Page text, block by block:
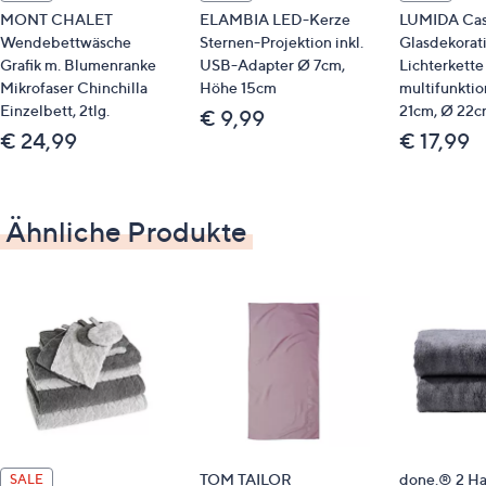
trocknergeeignet
Passende Produkte
GTIN: 4006891987549
Dieser Artikel ist nicht an einen Paketshop, eine
Packstation oder ins Ausland lieferbar.
Qualitätshinweise
MONT CHALET
Wendebettwäsche
Grafik m. Blumenranke
Mikrofaser Chinchilla
Einzelbett, 2tlg.
€ 24,99
ELAMBIA LED-Kerze
Sternen-Projektion inkl.
USB-Adapter Ø 7cm,
Höhe 15cm
€ 9,99
LUMIDA
Lichterkette
21cm, Ø
€ 17,99
Ähnliche Produkte
SALE TOM TAILOR done.® 2